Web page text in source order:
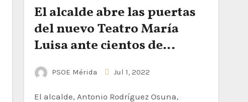
El alcalde abre las puertas
del nuevo Teatro María
Luisa ante cientos de
emeritenses
PSOE Mérida Jul 1, 2022
El alcalde, Antonio Rodríguez Osuna,